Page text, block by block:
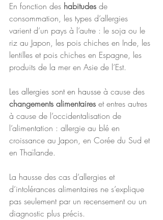
En fonction des habitudes de
consommation, les types d’allergies
varient d’un pays à l’autre : le soja ou le
riz au Japon, les pois chiches en Inde, les
lentilles et pois chiches en Espagne, les
produits de la mer en Asie de l’Est.
Les allergies sont en hausse à cause des
changements alimentaires et entres autres
à cause de l’occidentalisation de
l’alimentation : allergie au blé en
croissance au Japon, en Corée du Sud et
en Thaïlande.
La hausse des cas d’allergies et
d’intolérances alimentaires ne s’explique
pas seulement par un recensement ou un
diagnostic plus précis.